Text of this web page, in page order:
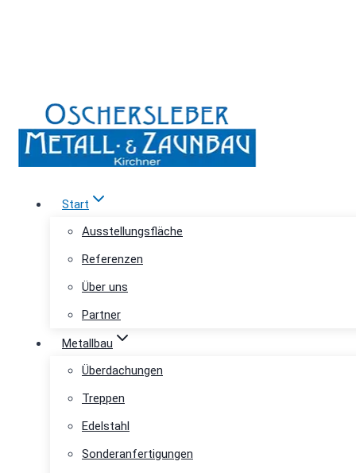
Start
Ausstellungsfläche
Referenzen
Über uns
Partner
Metallbau
Überdachungen
Treppen
Edelstahl
Sonderanfertigungen